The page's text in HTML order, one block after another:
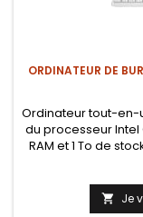
ORDINATEUR DE
Ordinateur tout-en-
du processeur Intel
RAM et 1 To de
caméra intégrée
 Je